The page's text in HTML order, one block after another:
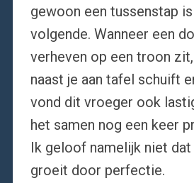
gewoon een tussenstap
volgende. Wanneer een
verheven op een troon
naast je aan tafel schuift
vond dit vroeger ook
het samen nog een keer
Ik geloof namelijk niet
groeit door perfectie.